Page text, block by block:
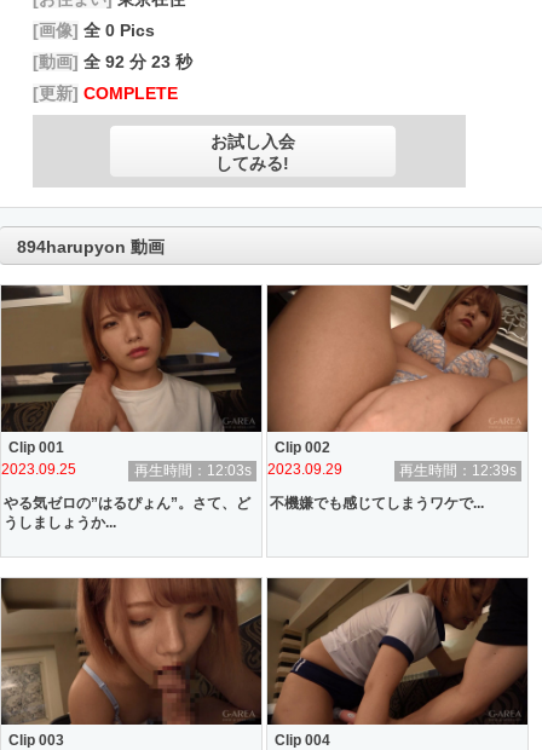
[画像] 全 0 Pics
[動画] 全 92 分 23 秒
[更新] COMPLETE
お試し入会
してみる!
894harupyon 動画
Clip 001
2023.09.25
再生時間：12:03s
やる気ゼロの”はるぴょん”。さて、ど
うしましょうか...
Clip 002
2023.09.29
再生時間：12:39s
不機嫌でも感じてしまうワケで...
Clip 003
Clip 004